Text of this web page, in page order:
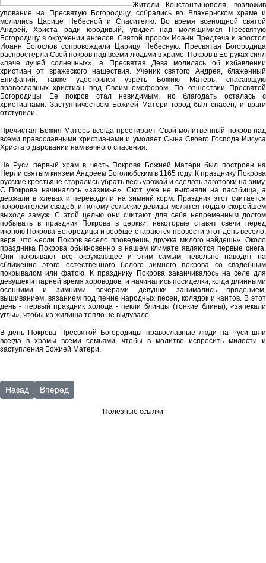
Жители Константинополя, возложив
упование на Пресвятую Богородицу, собрались во Влахернском храме и
молились Царице Небесной и Спасителю. Во время всенощной святой
Андрей, Христа ради юродивый, увидел над молящимися Пресвятую
Богородицу в окружении ангелов. Святой пророк Иоанн Предтеча и апостол
Иоанн Богослов сопровождали Царицу Небесную. Пресвятая Богородица
распростерла Свой покров над всеми людьми в храме. Покров в Ее руках сиял
«паче лучей солнечных», а Пресвятая Дева молилась об избавлении
христиан от вражеского нашествия. Ученик святого Андрея, блаженный
Епифаний, также удостоился узреть Божию Матерь, спасающую
православных христиан под Своим омофором. По отшествии Пресвятой
Богородицы Ее покров стал невидимым, но благодать осталась с
христианами. Заступничеством Божией Матери город был спасен, и враги
отступили.
Пречистая Божия Матерь всегда простирает Свой молитвенный покров над
всеми православными христианами и умоляет Сына Своего Господа Иисуса
Христа о даровании нам вечного спасения.
На Руси первый храм в честь Покрова Божией Матери был построен на
Нерли святым князем Андреем Боголюбским в 1165 году. К празднику Покрова
русские крестьяне старались убрать весь урожай и сделать заготовки на зиму.
С Покрова начиналось «зазимье». Скот уже не выгоняли на пастбища, а
держали в хлевах и переводили на зимний корм. Праздник этот считается
покровителем свадеб, и потому сельские девицы молятся тогда о скорейшем
выходе замуж. С этой целью они считают для себя непременным долгом
побывать в праздник Покрова в церкви; некоторые ставят свечи перед
иконою Покрова Богородицы и вообще стараются провести этот день весело,
веря, что «если Покров весело проведешь, дружка милого найдешь». Около
праздника Покрова обыкновенно в нашем климате являются первые снега.
Они покрывают все окружающее и этим самым невольно наводят на
сближение этого естественного белого зимнего покрова со свадебным
покрывалом или фатою. К празднику Покрова заканчивалось на селе для
девушек и парней время хороводов, и начинались посиделки, когда длинными
осенними и зимними вечерами девушки занимались прядением,
вышиванием, вязанием под пение народных песен, колядок и кантов. В этот
день - первый праздник холода - пекли блинцы (тонкие блины), «запекали
углы», чтобы из жилища тепло не выдувало.
В день Покрова Пресвятой Богородицы православные люди на Руси шли
всегда в храмы всеми семьями, чтобы в молитве испросить милости и
заступления Божией Матери.
Предыдущий: МФЦ
Назад Следующий: октябрь
Вперед
Полезные ссылки